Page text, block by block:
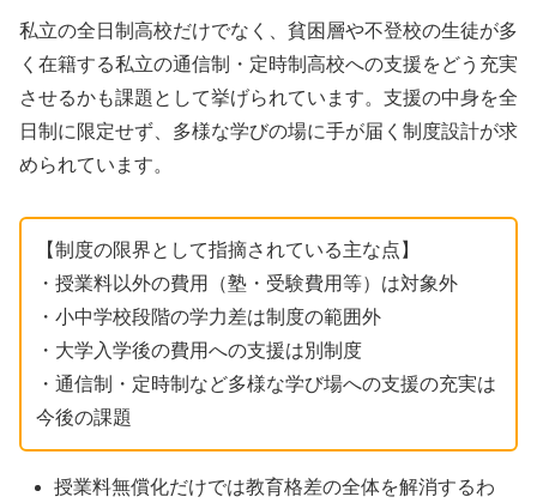
私立の全日制高校だけでなく、貧困層や不登校の生徒が多
く在籍する私立の通信制・定時制高校への支援をどう充実
させるかも課題として挙げられています。支援の中身を全
日制に限定せず、多様な学びの場に手が届く制度設計が求
められています。
【制度の限界として指摘されている主な点】
・授業料以外の費用（塾・受験費用等）は対象外
・小中学校段階の学力差は制度の範囲外
・大学入学後の費用への支援は別制度
・通信制・定時制など多様な学び場への支援の充実は
今後の課題
授業料無償化だけでは教育格差の全体を解消するわ